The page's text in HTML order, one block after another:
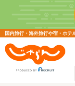
国内旅行・海外旅行や宿・ホ